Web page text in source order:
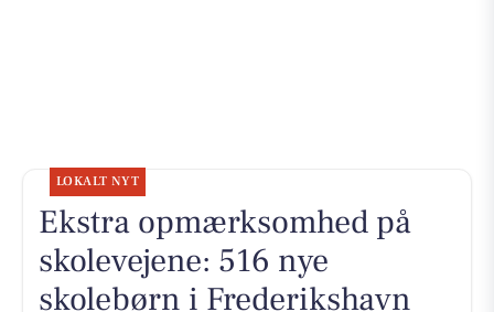
LOKALT NYT
Ekstra opmærksomhed på
skolevejene: 516 nye
skolebørn i Frederikshavn